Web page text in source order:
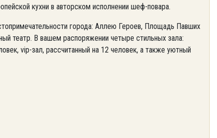
кухни в авторском исполнении шеф-повара.
города: Аллею Героев, Площадь Павших
театр. В вашем распоряжении четыре стильных зала:
vip-зал, рассчитанный на 12 человек, а также уютный